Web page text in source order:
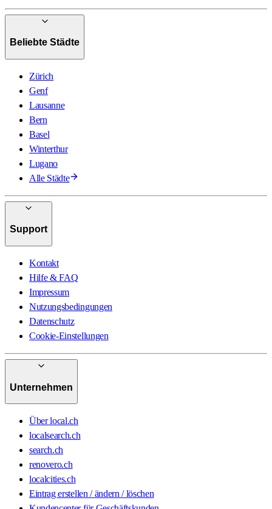
Beliebte Städte
Zürich
Genf
Lausanne
Bern
Basel
Winterthur
Lugano
Alle Städte
Support
Kontakt
Hilfe & FAQ
Impressum
Nutzungsbedingungen
Datenschutz
Cookie-Einstellungen
Unternehmen
Über local.ch
localsearch.ch
search.ch
renovero.ch
localcities.ch
Eintrag erstellen / ändern / löschen